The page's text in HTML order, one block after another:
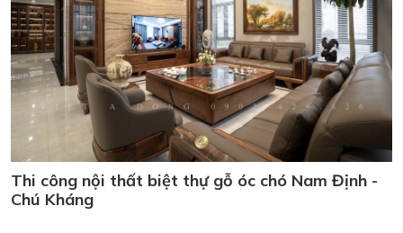
Thi công nội thất biệt thự gỗ óc chó Nam Định -
Chú Kháng